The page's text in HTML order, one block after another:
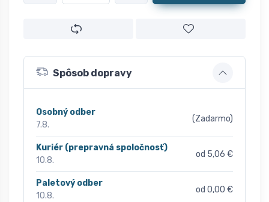
Spôsob dopravy
Osobný odber
7.8.
(Zadarmo)
Kuriér (prepravná spoločnosť)
10.8.
od 5,06 €
Paletový odber
10.8.
od 0,00 €